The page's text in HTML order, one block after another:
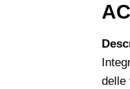
delle